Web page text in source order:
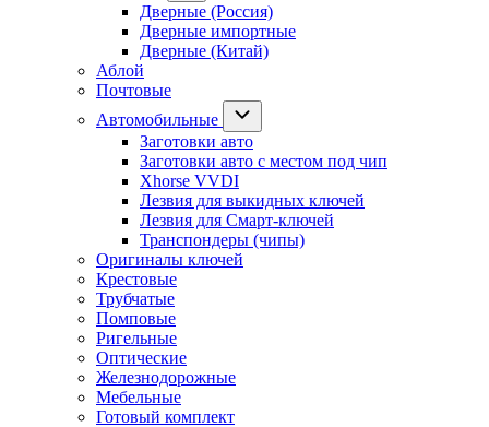
Дверные (Россия)
Дверные импортные
Дверные (Китай)
Аблой
Почтовые
Автомобильные
Заготовки авто
Заготовки авто с местом под чип
Xhorse VVDI
Лезвия для выкидных ключей
Лезвия для Смарт-ключей
Транспондеры (чипы)
Оригиналы ключей
Крестовые
Трубчатые
Помповые
Ригельные
Оптические
Железнодорожные
Мебельные
Готовый комплект